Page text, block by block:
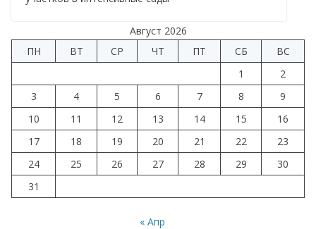
Август 2026
ПН
ВТ СР ЧТ ПТ СБ
ВС
1
2
3
4 5 6 7 8
9
10
11 12 13 14 15
16
17
18 19 20 21 22
23
24
25 26 27 28 29
30
31
« Апр